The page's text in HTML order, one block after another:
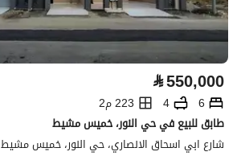
⃁550,000
6
4
223 م2
طابق للبيع في حي النور، خميس مشيط
شارع ابي اسحاق الانصاري، حي النور، خميس مشيط